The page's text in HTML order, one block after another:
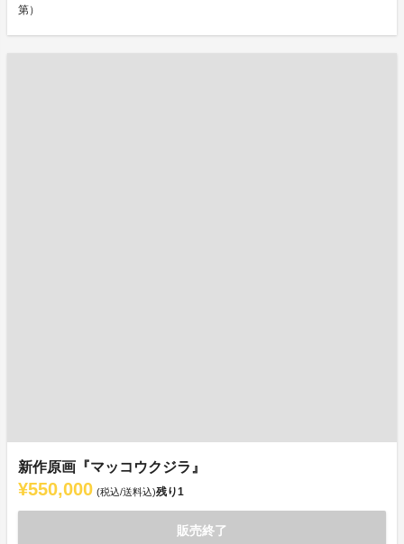
第）
新作原画『マッコウクジラ』
¥550,000 (税込/送料込)残り1
販売終了